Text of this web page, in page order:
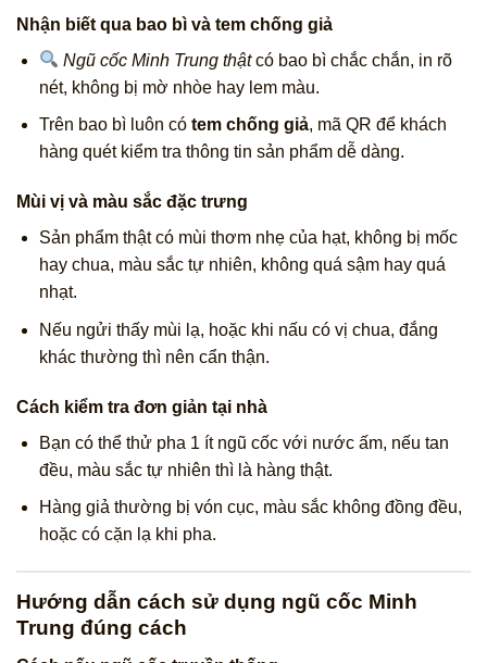
Nhận biết qua bao bì và tem chống giả
Ngũ cốc Minh Trung thậtcó bao bì chắc chắn, in rõ
nét, không bị mờ nhòe hay lem màu.
Trên bao bì luôn có tem chống giả, mã QR để khách
hàng quét kiểm tra thông tin sản phẩm dễ dàng.
Mùi vị và màu sắc đặc trưng
Sản phẩm thật có mùi thơm nhẹ của hạt, không bị mốc
hay chua, màu sắc tự nhiên, không quá sậm hay quá
nhạt.
Nếu ngửi thấy mùi lạ, hoặc khi nấu có vị chua, đắng
khác thường thì nên cẩn thận.
Cách kiểm tra đơn giản tại nhà
Bạn có thể thử pha 1 ít ngũ cốc với nước ấm, nếu tan
đều, màu sắc tự nhiên thì là hàng thật.
Hàng giả thường bị vón cục, màu sắc không đồng đều,
hoặc có cặn lạ khi pha.
Hướng dẫn cách sử dụng ngũ cốc Minh
Trung đúng cách